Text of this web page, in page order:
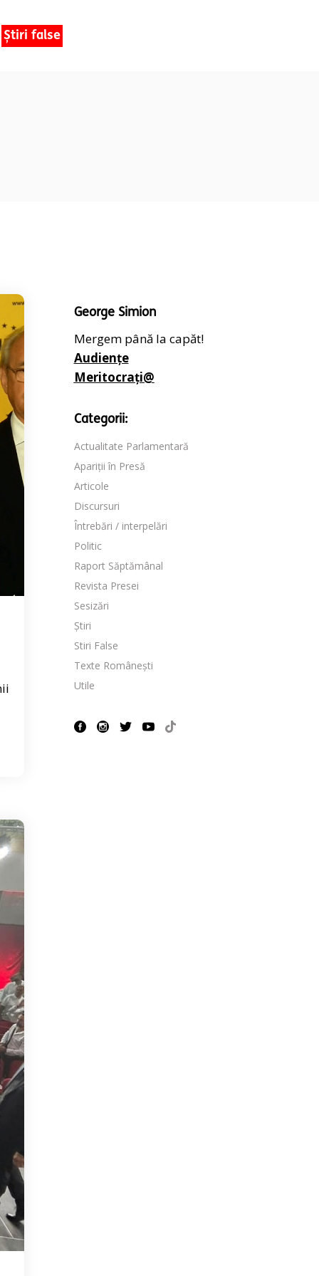
Știri false
George Simion
Mergem până la capăt!
Audiențe
Meritocrați@
Categorii:
Actualitate Parlamentară
Apariții în Presă
Articole
Discursuri
Întrebări / interpelări
Politic
Raport Săptămânal
Revista Presei
Sesizări
Știri
Stiri False
Texte Românești
Utile